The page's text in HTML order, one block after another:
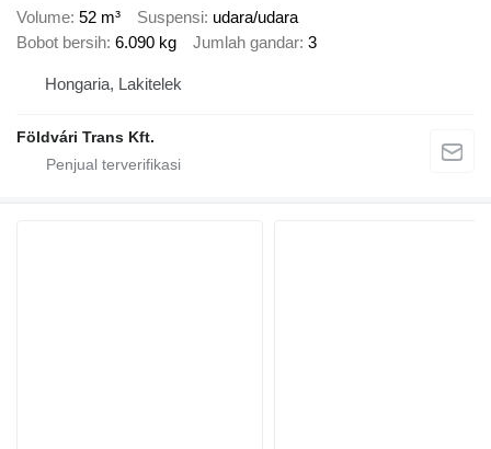
Volume 52 m³ Suspensi udara/udara
Bobot bersih 6.090 kg Jumlah gandar 3
Hongaria, Lakitelek
Földvári Trans Kft.